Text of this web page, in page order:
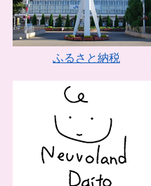
ふるさと納税